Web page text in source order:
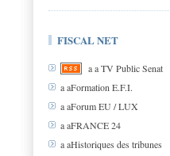
FISCAL NET
a a TV Public Senat
a aFormation E.F.I.
a aForum EU / LUX
a aFRANCE 24
a aHistoriques des tribunes